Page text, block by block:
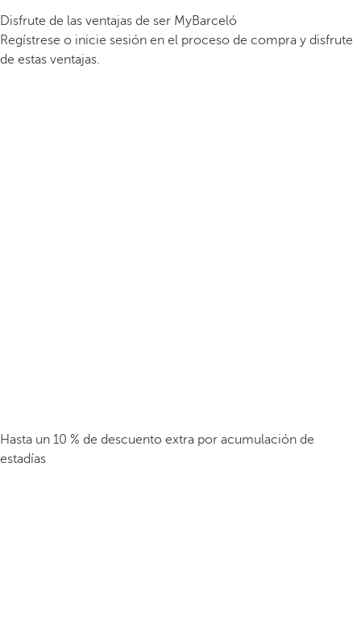
Disfrute de las ventajas de ser MyBarceló
Regístrese o inicie sesión en el proceso de compra y disfrute
de estas ventajas.
Hasta un 10 % de descuento extra por acumulación de
estadías